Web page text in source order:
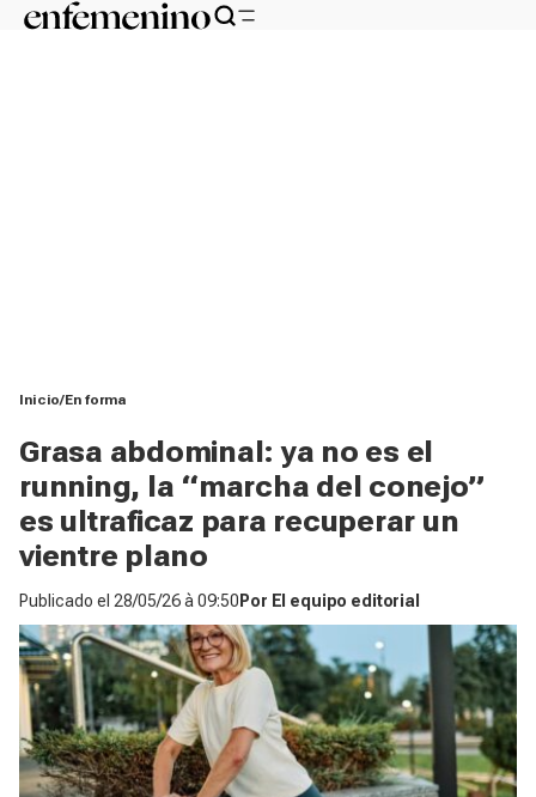
Inicio En forma
Grasa abdominal: ya no es el
running, la “marcha del conejo”
es ultraficaz para recuperar un
vientre plano
Publicado el 28/05/26 à 09:50 Por El equipo editorial